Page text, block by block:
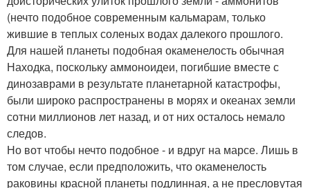
(нечто подобное современным кальмарам, только
жившие в теплых соленых водах далекого прошлого.
Для нашей планеты подобная окаменелость обычная
Находка, поскольку аммоноидеи, погибшие вместе с
динозаврами в результате планетарной катастрофы,
были широко распространены в морях и океанах земли
сотни миллионов лет назад, и от них осталось немало
следов.
Но вот чтобы нечто подобное - и вдруг на марсе. Лишь в
том случае, если предположить, что окаменелость
раковины красной планеты подлинная, а не пресловутая